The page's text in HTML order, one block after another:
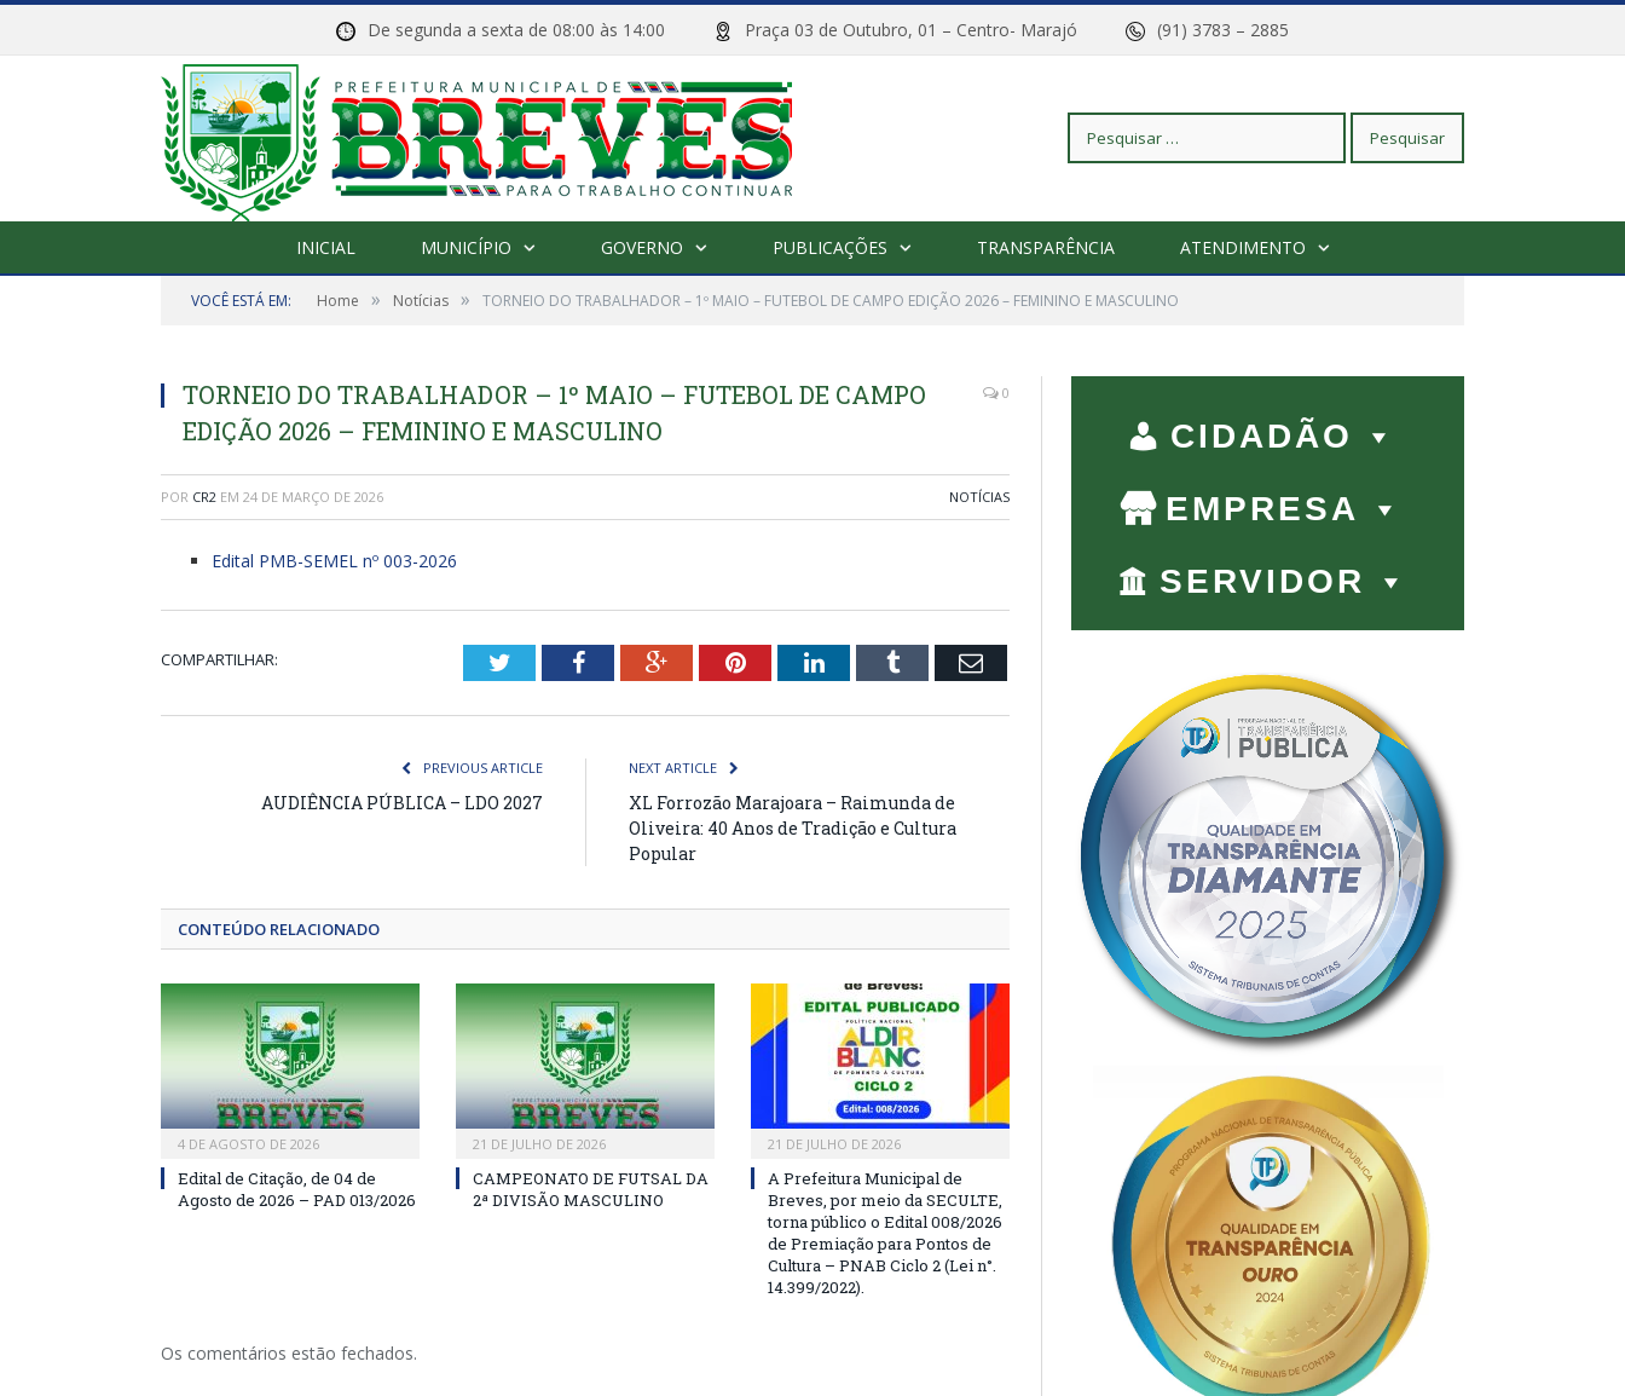
De segunda a sexta de 08:00 às 14:00 Praça 03 de Outubro, 01 – Centro- Marajó (91) 3783 – 2885
Pesquisar
por:
INICIAL MUNICÍPIO GOVERNO PUBLICAÇÕES TRANSPARÊNCIA ATENDIMENTO
VOCÊ ESTÁ EM: Home » Notícias » TORNEIO DO TRABALHADOR – 1º MAIO – FUTEBOL DE CAMPO EDIÇÃO 2026 – FEMININO E MASCULINO
TORNEIO DO TRABALHADOR – 1º MAIO – FUTEBOL DE CAMPO
EDIÇÃO 2026 – FEMININO E MASCULINO
0
POR CR2 EM 24 DE MARÇO DE 2026 NOTÍCIAS
Edital PMB-SEMEL nº 003-2026
COMPARTILHAR: TwitterFacebookGoogle+PinterestLinkedInTumblr Email
PREVIOUS ARTICLE
AUDIÊNCIA PÚBLICA – LDO 2027
NEXT ARTICLE
XL Forrozão Marajoara – Raimunda de
Oliveira: 40 Anos de Tradição e Cultura
Popular
CONTEÚDO RELACIONADO
4 DE AGOSTO DE 2026
Edital de Citação, de 04 de
Agosto de 2026 – PAD 013/2026
21 DE JULHO DE 2026
CAMPEONATO DE FUTSAL DA
2ª DIVISÃO MASCULINO
21 DE JULHO DE 2026
A Prefeitura Municipal de
Breves, por meio da SECULTE,
torna público o Edital 008/2026
de Premiação para Pontos de
Cultura – PNAB Ciclo 2 (Lei n°.
14.399/2022).
Os comentários estão fechados.
CIDADÃO
EMPRESA
SERVIDOR